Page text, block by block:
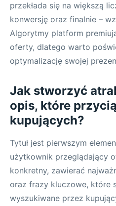
przekłada się na większą
konwersję oraz finalnie –
Algorytmy platform
oferty, dlatego warto
optymalizację swojej
Jak stworzyć
opis, które
kupujących?
Tytuł jest pierwszym
użytkownik przeglądający
konkretny, zawierać
oraz frazy kluczowe, które
wyszukiwane przez